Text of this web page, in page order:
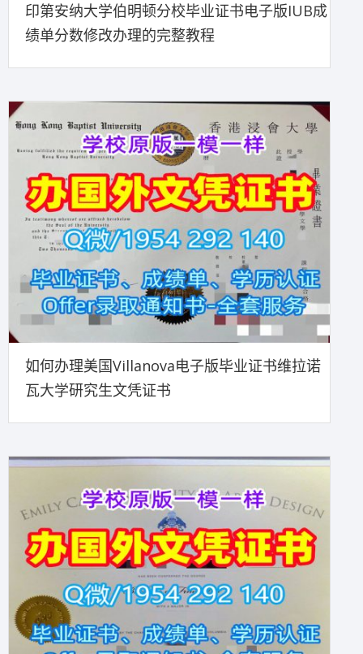
印第安纳大学伯明顿分校毕业证书电子版IUB成
绩单分数修改办理的完整教程
如何办理美国Villanova电子版毕业证书维拉诺
瓦大学研究生文凭证书